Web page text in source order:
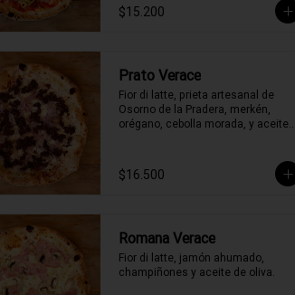
$15.200
Prato Verace
Fior di latte, prieta artesanal de
Osorno de la Pradera, merkén,
orégano, cebolla morada, y aceite
$16.500
Romana Verace
Fior di latte, jamón ahumado,
champiñones y aceite de oliva.